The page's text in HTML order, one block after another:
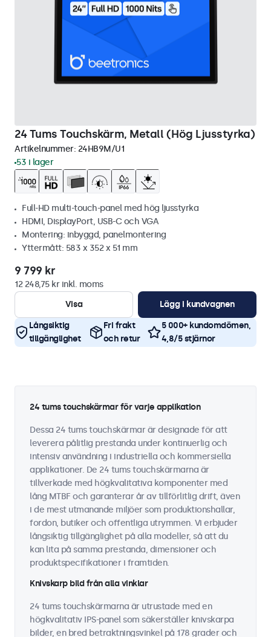
24 Tums Touchskärm, Metall (Hög Ljusstyrka)
Artikelnummer: 24HB9M/U1
53 i lager
Full-HD multi-touch-panel med hög ljusstyrka
HDMI, DisplayPort, USB-C och VGA
Montering: inbyggd, panelmontering
Yttermått: 583 x 352 x 51 mm
9 799 kr
12 248,75 kr inkl. moms
Visa
Lägg i kundvagnen
Långsiktig
tillgänglighet
Fri frakt
och retur
5 000+ kundomdömen,
4,8/5 stjärnor
24 tums touchskärmar för varje applikation
Dessa 24 tums touchskärmar är designade för att
leverera pålitlig prestanda under kontinuerlig och
intensiv användning i industriella och kommersiella
applikationer. De 24 tums touchskärmarna är
tillverkade med högkvalitativa komponenter med
lång MTBF och garanterar år av tillförlitlig drift, även
i de mest utmanande miljöer som produktionshallar,
fordon, butiker och offentliga utrymmen. Vi erbjuder
långsiktig tillgänglighet på alla modeller, så att du
kan lita på samma prestanda, dimensioner och
produktspecifikationer i framtiden.
Knivskarp bild från alla vinklar
24 tums touchskärmarna är utrustade med en
högkvalitativ IPS-panel som säkerställer knivskarpa
bilder, en bred betraktningsvinkel på 178 grader och